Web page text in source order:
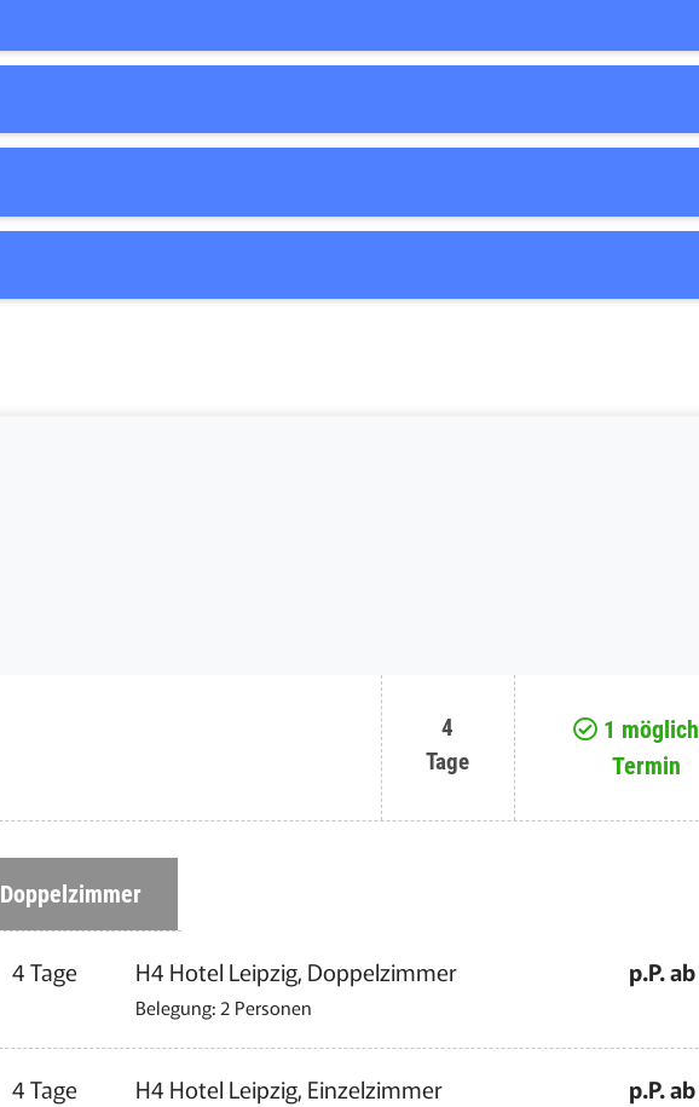
4
Tage
1
Termin
Doppelzimmer
4 Tage H4 Hotel Leipzig, Doppelzimmer
Belegung: 2 Personen
p.P.
4 Tage H4 Hotel Leipzig, Einzelzimmer p.P.